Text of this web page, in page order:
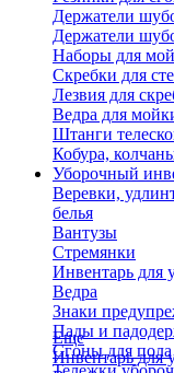
Держатели
Держатели
Наборы для
Скребки для
Лезвия для
Ведра для
Штанги
Кобура,
Уборочный
Веревки,
белья
Вантузы
Стремянки
Инвентарь для
Ведра
Знаки
Пады и
Сгоны для пола
Еще
Инвентарь для